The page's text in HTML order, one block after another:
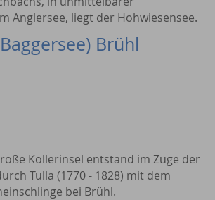
Anglersee, liegt der Hohwiesensee.
Brühl
Kollerinsel entstand im Zuge der
Tulla (1770 - 1828) mit dem
bei Brühl.